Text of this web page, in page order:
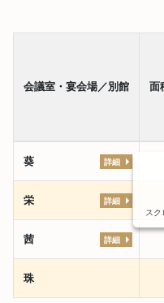
会議室・宴会場／別館 面
葵 詳細
栄 詳細
茜 詳細
珠
スク